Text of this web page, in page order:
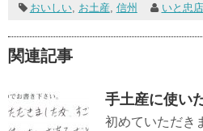
おいしい, お土産 信州 いと忠
関連記事
手土産に使い
初めていただき